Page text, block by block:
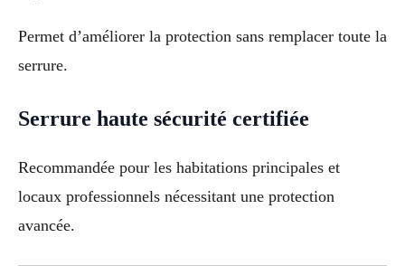
Permet d’améliorer la protection sans remplacer toute la
serrure.
Serrure haute sécurité certifiée
Recommandée pour les habitations principales et
locaux professionnels nécessitant une protection
avancée.